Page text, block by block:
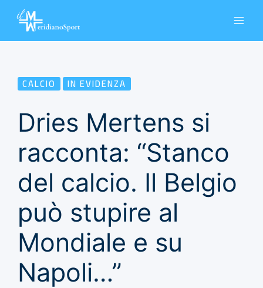
CALCIO IN EVIDENZA
Dries Mertens si
racconta: “Stanco
del calcio. Il Belgio
può stupire al
Mondiale e su
Napoli…”